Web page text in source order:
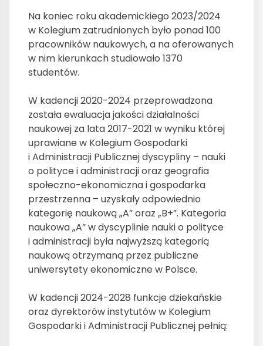
Na koniec roku akademickiego 2023/2024
w Kolegium zatrudnionych było ponad 100
pracowników naukowych, a na oferowanych
w nim kierunkach studiowało 1370
studentów.
W kadencji 2020-2024 przeprowadzona
została ewaluacja jakości działalności
naukowej za lata 2017-2021 w wyniku której
uprawiane w Kolegium Gospodarki
i Administracji Publicznej dyscypliny – nauki
o polityce i administracji oraz geografia
społeczno-ekonomiczna i gospodarka
przestrzenna – uzyskały odpowiednio
kategorię naukową „A” oraz „B+”. Kategoria
naukowa „A” w dyscyplinie nauki o polityce
i administracji była najwyższą kategorią
naukową otrzymaną przez publiczne
uniwersytety ekonomiczne w Polsce.
W kadencji 2024-2028 funkcje dziekańskie
oraz dyrektorów instytutów w Kolegium
Gospodarki i Administracji Publicznej pełnią: